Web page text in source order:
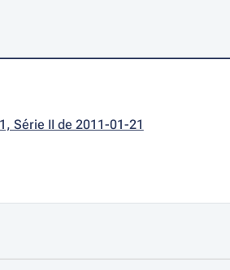
Série II de 2011-01-21